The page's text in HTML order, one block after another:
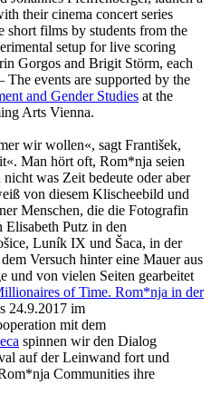
their cinema concert series
films by students from the
setup for live scoring
Gorgos and Brigit Störm, each
events are supported by the
and Gender Studies at the
Arts Vienna.
wir wollen«, sagt František,
Man hört oft, Rom*nja seien
was Zeit bedeute oder aber
von diesem Klischeebild und
Menschen, die die Fotografin
Putz in den
Luník IX und Šaca, in der
Versuch hinter eine Mauer aus
und von vielen Seiten gearbeitet
of Time. Rom*nja in der
24.9.2017 im
mit dem
spinnen wir den Dialog
auf der Leinwand fort und
Communities ihre